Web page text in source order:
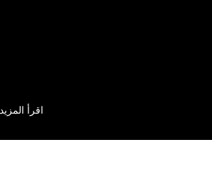
اقرأ المزيد